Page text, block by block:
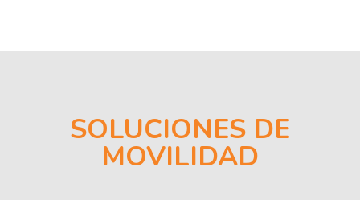
SOLUCIONES DE
MOVILIDAD